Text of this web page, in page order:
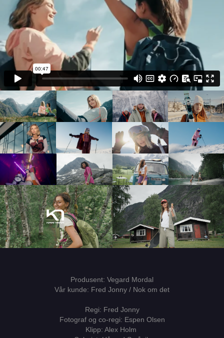
Produsent: Vegard Mordal
Vår kunde: Fred Jonny / Nok om det
Regi: Fred Jonny
Fotograf og co-regi: Espen Olsen
Klipp: Alex Holm